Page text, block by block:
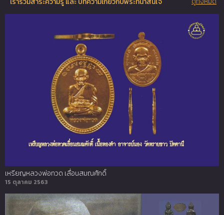
เหรียญหลวงพ่อทวด เลื่อนสมณศักดิ์
15 ตุลาคม 2563